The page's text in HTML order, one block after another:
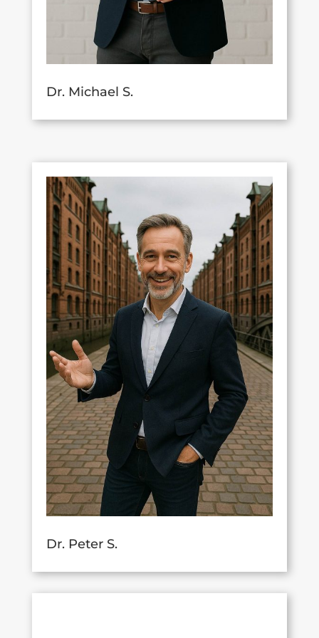
Dr. Michael S.
Dr. Peter S.